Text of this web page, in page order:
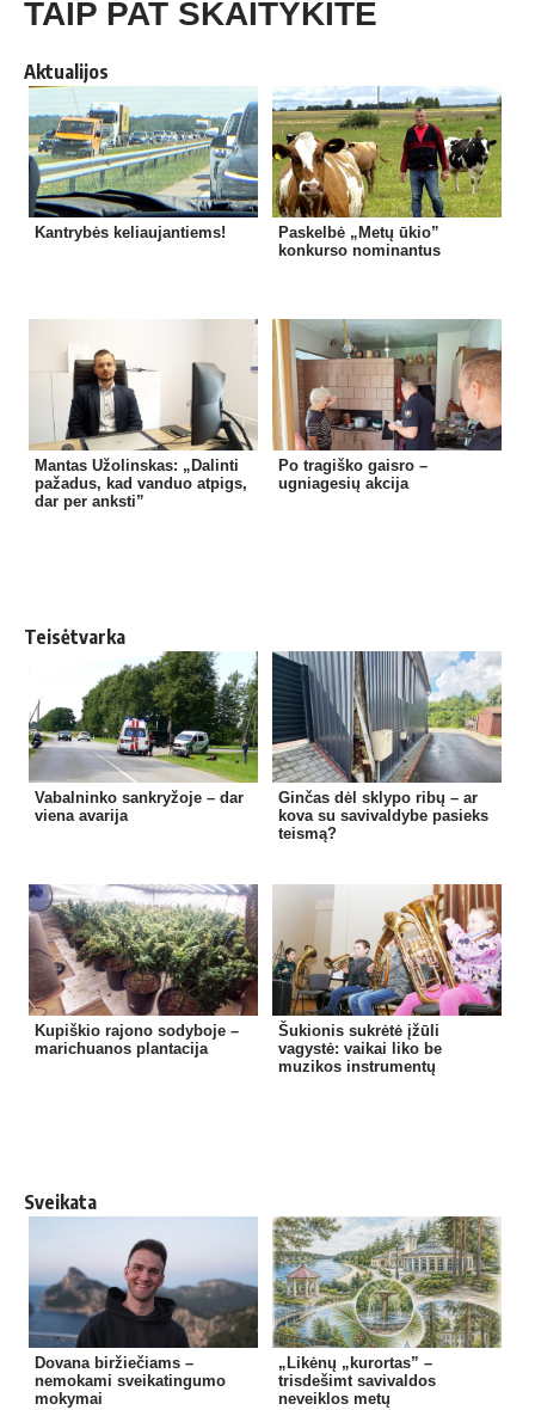
TAIP PAT SKAITYKITE
Aktualijos
Kantrybės keliaujantiems!
Paskelbė „Metų ūkio”
konkurso nominantus
Mantas Užolinskas: „Dalinti
pažadus, kad vanduo atpigs,
dar per anksti”
Po tragiško gaisro –
ugniagesių akcija
Teisėtvarka
Vabalninko sankryžoje – dar
viena avarija
Ginčas dėl sklypo ribų – ar
kova su savivaldybe pasieks
teismą?
Kupiškio rajono sodyboje –
marichuanos plantacija
Šukionis sukrėtė įžūli
vagystė: vaikai liko be
muzikos instrumentų
Sveikata
Dovana biržiečiams –
nemokami sveikatingumo
mokymai
„Likėnų „kurortas” –
trisdešimt savivaldos
neveiklos metų